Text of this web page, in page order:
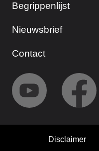
Begrippenlijst
Nieuwsbrief
Contact
Disclaimer